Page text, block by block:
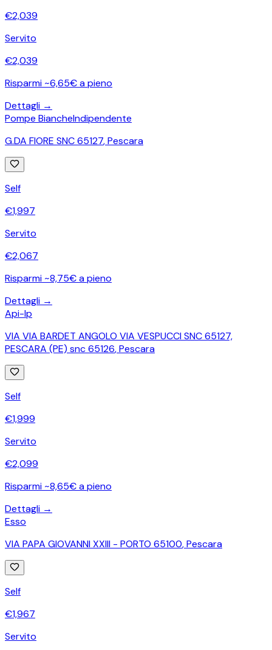
€2,039
Servito
€2,039
Risparmi ~6,65€ a pieno
Dettagli →
Pompe BiancheIndipendente
G.DA FIORE SNC 65127,Pescara
Self
€1,997
Servito
€2,067
Risparmi ~8,75€ a pieno
Dettagli →
Api-Ip
VIA VIA BARDET ANGOLO VIA VESPUCCI SNC 65127,
PESCARA (PE) snc 65126,Pescara
Self
€1,999
Servito
€2,099
Risparmi ~8,65€ a pieno
Dettagli →
Esso
VIA PAPA GIOVANNI XXIII - PORTO 65100,Pescara
Self
€1,967
Servito